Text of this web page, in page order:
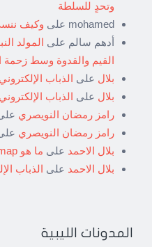
وتحدٍ للسلطة
mohamed على وكيف
أدهم سالم على المولد
القيم والقدوة وسط زحمة
بلال على الذباب الإلكتروني
بلال على الذباب الإلكتروني
رامز رمضان النويصري
رامز رمضان النويصري
بلال الاحمد على ما هو Liveuamap
بلال الاحمد على الذباب
المدونات الليبية